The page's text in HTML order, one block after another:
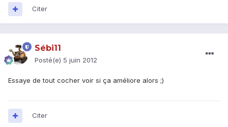
Citer
Sébi11
Posté(e) 5 juin 2012
Essaye de tout cocher voir si ça améliore alors ;)
Citer